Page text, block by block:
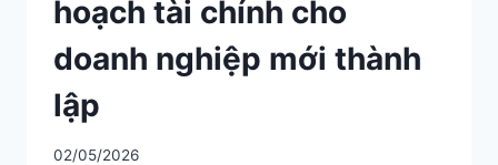
hoạch tài chính cho
doanh nghiệp mới thành
lập
02/05/2026